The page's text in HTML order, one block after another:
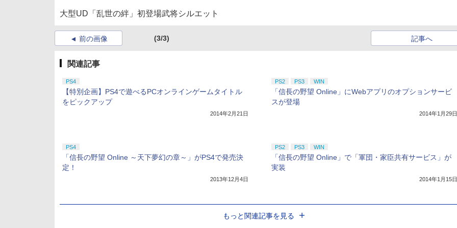
大型UD「乱世の絆」初登場武将シルエット
前の画像 (3/3) 記事へ
関連記事
PS4
【特別企画】PS4で遊べるPCオンラインゲームタイトル
をピックアップ
2014年2月21日
PS2 PS3 WIN
「信長の野望 Online」にWebアプリのオプションサービ
スが登場
2014年1月29日
PS4
「信長の野望 Online ～天下夢幻の章～」がPS4で発売決
定！
2013年12月4日
PS2 PS3 WIN
「信長の野望 Online」で「軍団・家臣共有サービス」が
実装
2014年1月15日
もっと関連記事を見る